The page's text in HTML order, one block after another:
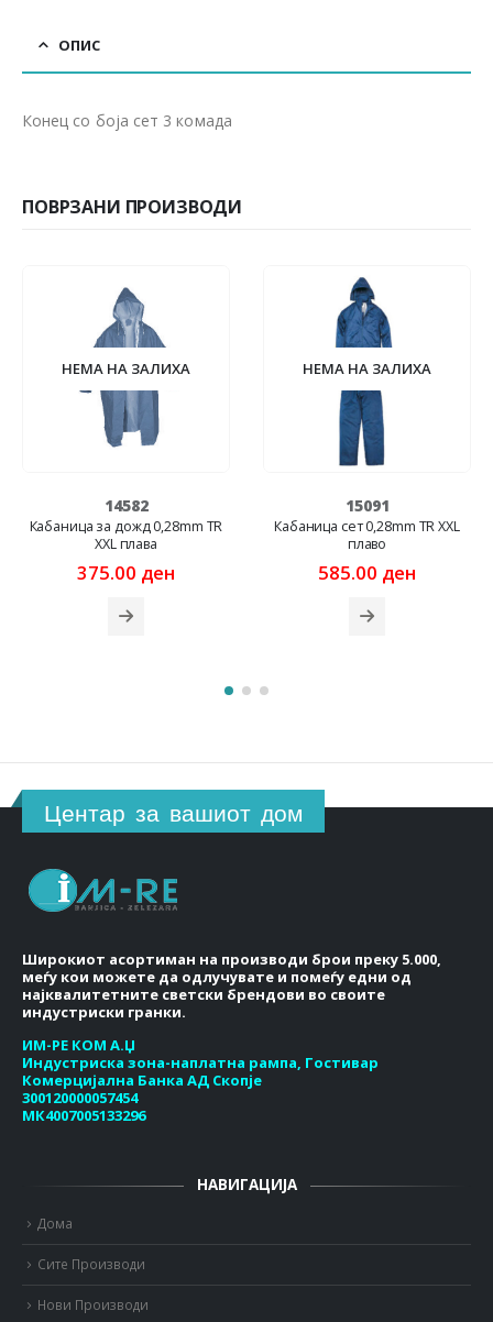
ОПИС
Конец со боја сет 3 комада
ПОВРЗАНИ ПРОИЗВОДИ
НЕМА НА ЗАЛИХА
15091
Кабаница сет 0,28mm TR XXL
плаво
585.00 ден
НЕМА НА ЗАЛИХА
11334
Ракавици бели портокал тенки
9*
30.00 ден
Центар за вашиот дом
Широкиот асортиман на производи брои преку 5.000,
меѓу кои можете да одлучувате и помеѓу едни од
најквалитетните светски брендови во своите
индустриски гранки.
ИМ-РЕ КОМ А.Џ
Индустриска зона-наплатна рампа, Гостивар
Комерцијална Банка АД Скопје
300120000057454
МК4007005133296
НАВИГАЦИЈА
Дома
Сите Производи
Нови Производи